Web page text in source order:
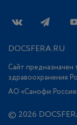
DOCSFERA.RU
Сайт предназначен
здравоохранения
АО «Санофи
© 2026